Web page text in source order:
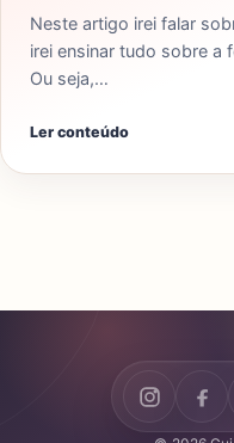
Neste artigo irei falar
irei ensinar tudo sobre a
Ou seja,…
Ler conteúdo